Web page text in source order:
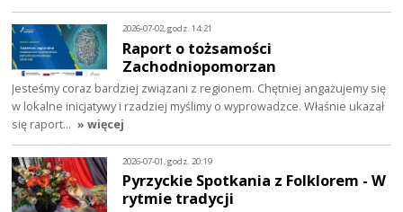
2026-07-02, godz. 14:21
Raport o tożsamości
Zachodniopomorzan
Jesteśmy coraz bardziej związani z regionem. Chętniej angażujemy się
w lokalne inicjatywy i rzadziej myślimy o wyprowadzce. Właśnie ukazał
się raport… » więcej
2026-07-01, godz. 20:19
Pyrzyckie Spotkania z Folklorem - W
rytmie tradycji